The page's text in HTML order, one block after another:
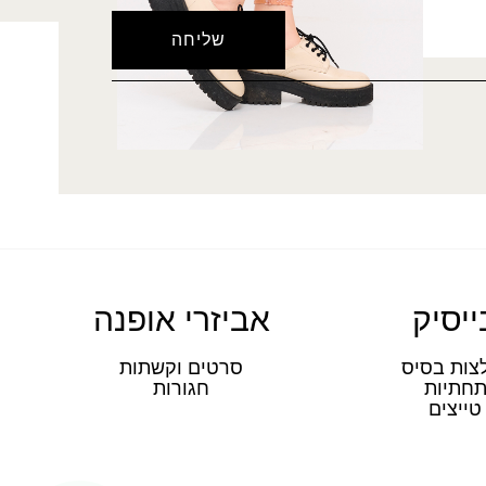
בסיס
תחתיות
טייצים
אביזרי אופנה
סרטים וקשתות
חגורות